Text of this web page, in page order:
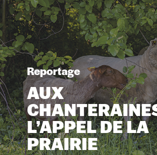
Reportage
AUX
L’APPEL DE LA
PRAIRIE